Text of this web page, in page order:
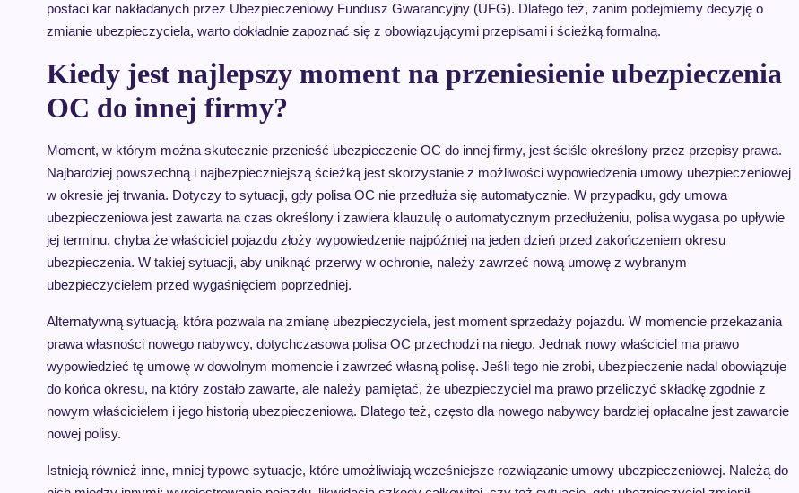
postaci kar nakładanych przez Ubezpieczeniowy Fundusz Gwarancyjny (UFG). Dlatego też, zanim podejmiemy decyzję o
zmianie ubezpieczyciela, warto dokładnie zapoznać się z obowiązującymi przepisami i ścieżką formalną.
Kiedy jest najlepszy moment na przeniesienie ubezpieczenia
OC do innej firmy?
Moment, w którym można skutecznie przenieść ubezpieczenie OC do innej firmy, jest ściśle określony przez przepisy prawa.
Najbardziej powszechną i najbezpieczniejszą ścieżką jest skorzystanie z możliwości wypowiedzenia umowy ubezpieczeniowej
w okresie jej trwania. Dotyczy to sytuacji, gdy polisa OC nie przedłuża się automatycznie. W przypadku, gdy umowa
ubezpieczeniowa jest zawarta na czas określony i zawiera klauzulę o automatycznym przedłużeniu, polisa wygasa po upływie
jej terminu, chyba że właściciel pojazdu złoży wypowiedzenie najpóźniej na jeden dzień przed zakończeniem okresu
ubezpieczenia. W takiej sytuacji, aby uniknąć przerwy w ochronie, należy zawrzeć nową umowę z wybranym
ubezpieczycielem przed wygaśnięciem poprzedniej.
Alternatywną sytuacją, która pozwala na zmianę ubezpieczyciela, jest moment sprzedaży pojazdu. W momencie przekazania
prawa własności nowego nabywcy, dotychczasowa polisa OC przechodzi na niego. Jednak nowy właściciel ma prawo
wypowiedzieć tę umowę w dowolnym momencie i zawrzeć własną polisę. Jeśli tego nie zrobi, ubezpieczenie nadal obowiązuje
do końca okresu, na który zostało zawarte, ale należy pamiętać, że ubezpieczyciel ma prawo przeliczyć składkę zgodnie z
nowym właścicielem i jego historią ubezpieczeniową. Dlatego też, często dla nowego nabywcy bardziej opłacalne jest zawarcie
nowej polisy.
Istnieją również inne, mniej typowe sytuacje, które umożliwiają wcześniejsze rozwiązanie umowy ubezpieczeniowej. Należą do